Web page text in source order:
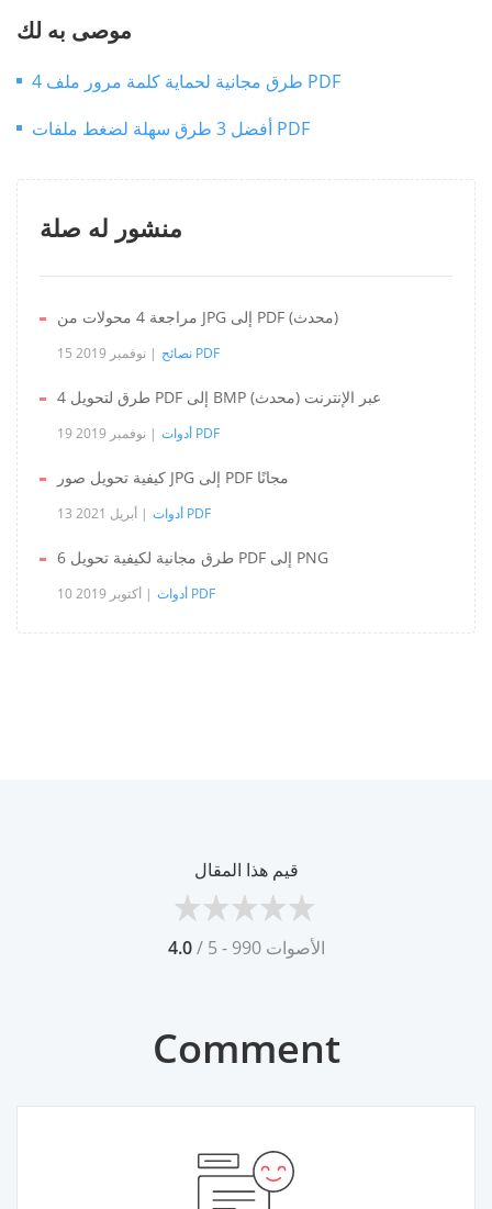
موصى به لك
4 طرق مجانية لحماية كلمة مرور ملف PDF
أفضل 3 طرق سهلة لضغط ملفات PDF
منشور له صلة
مراجعة 4 محولات من JPG إلى PDF (محدث)
15 نوفمبر 2019 نصائح PDF
4 طرق لتحويل PDF إلى BMP عبر الإنترنت (محدث)
19 نوفمبر 2019 أدوات PDF
كيفية تحويل صور JPG إلى PDF مجانًا
13 أبريل 2021 أدوات PDF
6 طرق مجانية لكيفية تحويل PDF إلى PNG
10 أكتوبر 2019 أدوات PDF
قيم هذا المقال
4.0 / 5 - 990 الأصوات
Comment